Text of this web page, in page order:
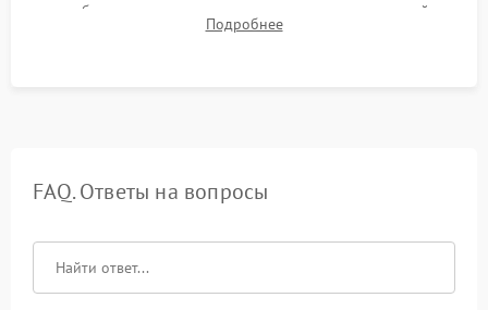
срабатывания термостата при достижении заданной
температуры и тест на отсутствие утечек тока.
Подробнее
FAQ. Ответы на вопросы